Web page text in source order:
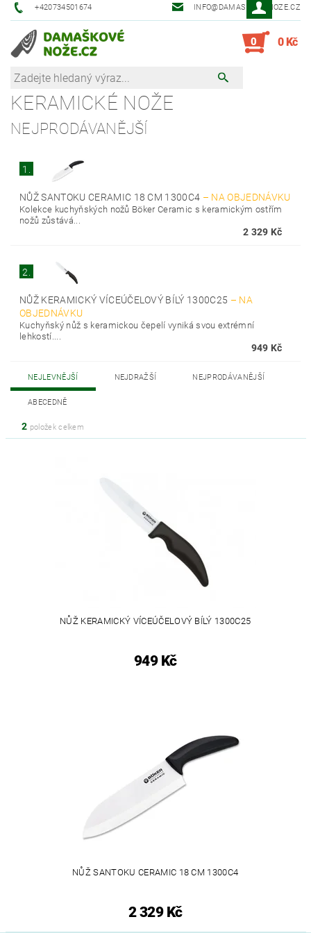
+420734501674 INFO@DAMASKOVE-NOZE.CZ
0 0 Kč
KERAMICKÉ NOŽE
NEJPRODÁVANĚJŠÍ
1.
NŮŽ SANTOKU CERAMIC 18 CM 1300C4 – NA OBJEDNÁVKU
Kolekce kuchyňských nožů Böker Ceramic s keramickým ostřím
nožů zůstává...
2 329 Kč
2.
NŮŽ KERAMICKÝ VÍCEÚČELOVÝ BÍLÝ 1300C25 – NA
OBJEDNÁVKU
Kuchyňský nůž s keramickou čepelí vyniká svou extrémní
lehkostí....
949 Kč
NEJLEVNĚJŠÍ NEJDRAŽŠÍ NEJPRODÁVANĚJŠÍ
ABECEDNĚ
2 položek celkem
NŮŽ KERAMICKÝ VÍCEÚČELOVÝ BÍLÝ 1300C25
949 Kč
NŮŽ SANTOKU CERAMIC 18 CM 1300C4
2 329 Kč